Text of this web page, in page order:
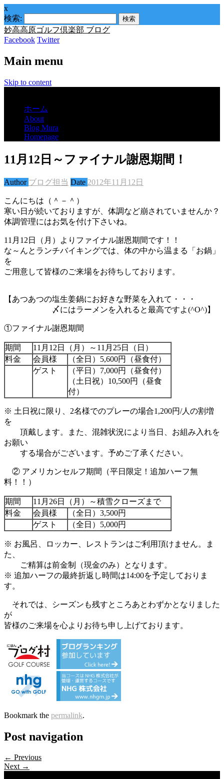
x
検索:
妙高高原ゴルフ倶楽部 ブログ
Facebook Twitter
Main menu
Skip to content
ホーム
About
Blog Mura
Homepage
11月12日～ファイナル謝恩期間！
Author ブログ担当 Date 2012年11月12日
こんにちは（＾－＾）
寒い日が続いておりますが、体調など崩されていませんか？
体調管理にはお気を付け下さいね。
11月12日（月）よりファイナル謝恩期間です！！
な～んとランチバイキングでは、体の中から温まる「お鍋」
を
ご用意して皆様のご来場をお待ちしております。
【あつあつの塩生姜鍋にお好きな野菜を入れて・・・
〆にはラーメンを入れると最高ですよ(^O^)】
①ファイナル謝恩期間
期間
11月12日（月）～11月25日（日）
料金
会員様
（全日）5,600円（昼食付）
ゲスト
（平日）7,000円（昼食付）
（土日祝）10,500円（昼食
付）
※ 土日祝に限り、2名様でのプレーの場合1,200円/人の割増
を
頂戴します。また、混雑状況により当日、お組み入れを
お願い
する場合がございます。予めご了承ください。
② アメリカンセルフ期間（平日限定！追加ハーフ無
料！！）
期間
11月26日（月）～積雪クローズまで
料金
会員様
（全日）3,500円
ゲスト
（全日）5,000円
※ お風呂、ロッカー、レストランはご利用頂けません。ま
た、
ご精算は前金制（現金のみ）となります。
※ 追加ハーフの最終折返し時間は14:00を予定しておりま
す。
それでは、シーズンも残すところあとわずかとなりました
が
皆様のご来場を心よりお待ち申し上げております。
Bookmark the permalink.
Post navigation
← Previous
Next →